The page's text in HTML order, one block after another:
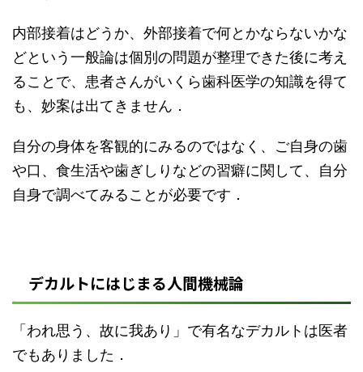
内部接着はどうか、外部接着で何とかならないかな
どという一般論は個別の問題が整理できた後に考え
ることで、患者さんがいくら歯科医学の知識を得て
も、妙案は出てきません．
自分の身体を客観的にみるのではなく、ご自身の歯
や口、食生活や歯ぎしりなどの習癖に関して、自分
自身で調べてみることが必要です．
デカルトにはじまる人間機械論
「われ思う、故に我あり」で有名なデカルトは医者
でもありました．